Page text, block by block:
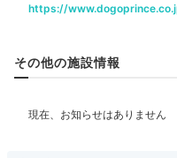
和室
和洋室 洋室 インタ
https://
その他の施設情報